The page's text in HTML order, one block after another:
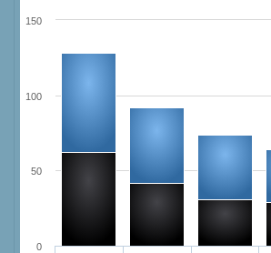
0
50
100
150